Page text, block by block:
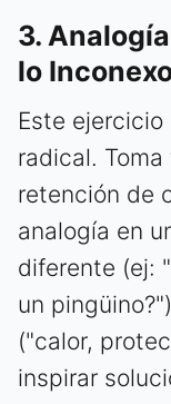
3.
lo
Este
radical.
retención de
analogía en
diferente (ej:
un
("calor,
inspirar